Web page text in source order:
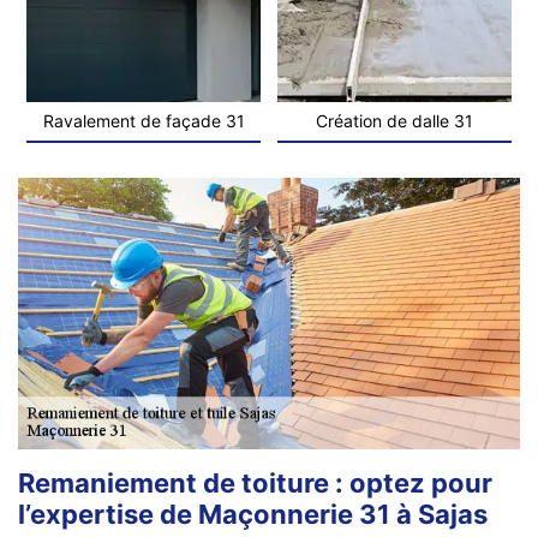
Ravalement de façade 31 Création de dalle 31
Remaniement de toiture : optez pour
l’expertise de Maçonnerie 31 à Sajas